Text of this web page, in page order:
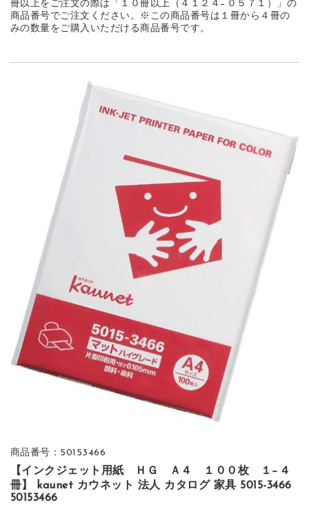
冊以上をご注文の際は「１０冊以上（４１２４−０５７１）」の
商品番号でご注文ください。※この商品番号は１冊から４冊の
みの数量をご購入いただける商品番号です。
商品番号：50153466
【インクジェット用紙 ＨＧ Ａ４ １００枚 １−４
冊】 kaunet カウネット 法人 カタログ 家具 5015-3466
50153466